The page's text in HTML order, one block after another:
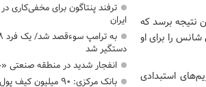
نتیجه برسد که
را برای او
استبدادی
ترفند پنتاگون برای مخفی‌کاری
ایران
دستگیر شد
انفجار شدید در منطقه صنعتی
بانک مرکزی: ۹۰ میلیون